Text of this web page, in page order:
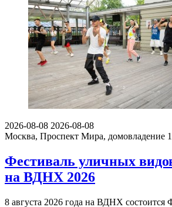
2026-08-08 2026-08-08
Москва, Проспект Мира, домовладение
Фестиваль уличных
на ВДНХ 2026
8 августа 2026 года на ВДНХ состоится